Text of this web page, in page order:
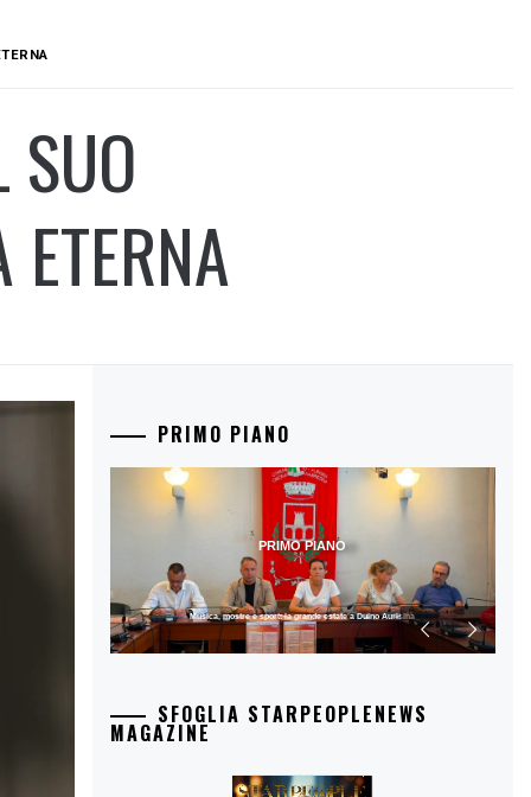
SUO
PRIMO PIANO
Musica, mostre e sport: la grande estate a Duino Aurisina
PRIMO PIANO
SFOGLIA STARPEOPLENEWS
MAGAZINE